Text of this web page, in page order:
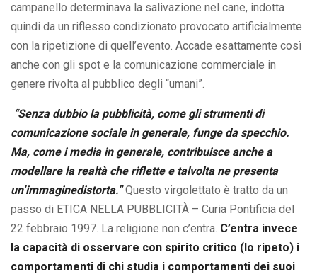
campanello determinava la salivazione nel cane, indotta
quindi da un riflesso condizionato provocato artificialmente
con la ripetizione di quell’evento. Accade esattamente così
anche con gli spot e la comunicazione commerciale in
genere rivolta al pubblico degli “umani”.
“Senza dubbio la pubblicità, come gli strumenti di
comunicazione sociale in generale, funge da specchio.
Ma, come i media in generale, contribuisce anche a
modellare la realtà che riflette e talvolta ne presenta
un’immaginedistorta.”Questo virgolettato è tratto da un
passo di ETICA NELLA PUBBLICITÀ – Curia Pontificia del
22 febbraio 1997. La religione non c’entra. C’entra invece
la capacità di osservare con spirito critico (lo ripeto) i
comportamenti di chi studia i comportamenti dei suoi